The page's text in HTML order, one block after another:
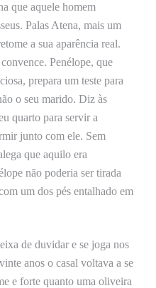
que aquele homem
Palas Atena, mais um
a sua aparência real.
Penélope, que
prepara um teste para
o seu marido. Diz às
quarto para servir a
junto com ele. Sem
que aquilo era
não poderia ser tirada
um dos pés entalhado em
de duvidar e se joga nos
anos o casal voltava a se
e forte quanto uma oliveira